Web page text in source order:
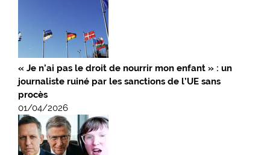
« Je n’ai pas le droit de nourrir mon enfant » : un
journaliste ruiné par les sanctions de l’UE sans
procès
01/04/2026